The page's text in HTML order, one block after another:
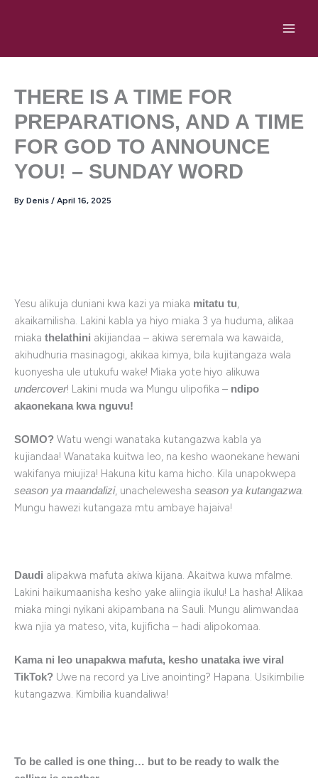
THERE IS A TIME FOR
PREPARATIONS, AND A TIME
FOR GOD TO ANNOUNCE
YOU! – SUNDAY WORD
By Denis / April 16, 2025
Yesu alikuja duniani kwa kazi ya miaka mitatu tu,
akaikamilisha. Lakini kabla ya hiyo miaka 3 ya huduma, alikaa
miaka thelathini akijiandaa – akiwa seremala wa kawaida,
akihudhuria masinagogi, akikaa kimya, bila kujitangaza wala
kuonyesha ule utukufu wake! Miaka yote hiyo alikuwa
undercover! Lakini muda wa Mungu ulipofika – ndipo
akaonekana kwa nguvu!
SOMO? Watu wengi wanataka kutangazwa kabla ya
kujiandaa! Wanataka kuitwa leo, na kesho waonekane hewani
wakifanya miujiza! Hakuna kitu kama hicho. Kila unapokwepa
season ya maandalizi, unachelewesha season ya kutangazwa.
Mungu hawezi kutangaza mtu ambaye hajaiva!
Daudi alipakwa mafuta akiwa kijana. Akaitwa kuwa mfalme.
Lakini haikumaanisha kesho yake aliingia ikulu! La hasha! Alikaa
miaka mingi nyikani akipambana na Sauli. Mungu alimwandaa
kwa njia ya mateso, vita, kujificha – hadi alipokomaa.
Kama ni leo unapakwa mafuta, kesho unataka iwe viral
TikTok? Uwe na record ya Live anointing? Hapana. Usikimbilie
kutangazwa. Kimbilia kuandaliwa!
To be called is one thing… but to be ready to walk the